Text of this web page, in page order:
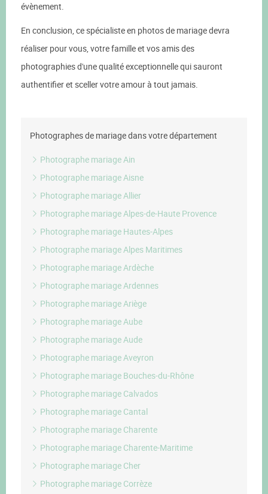
évènement.
En conclusion, ce spécialiste en photos de mariage devra
réaliser pour vous, votre famille et vos amis des
photographies d'une qualité exceptionnelle qui sauront
authentifier et sceller votre amour à tout jamais.
Photographes de mariage dans votre département
Photographe mariage Ain
Photographe mariage Aisne
Photographe mariage Allier
Photographe mariage Alpes-de-Haute Provence
Photographe mariage Hautes-Alpes
Photographe mariage Alpes Maritimes
Photographe mariage Ardèche
Photographe mariage Ardennes
Photographe mariage Ariège
Photographe mariage Aube
Photographe mariage Aude
Photographe mariage Aveyron
Photographe mariage Bouches-du-Rhône
Photographe mariage Calvados
Photographe mariage Cantal
Photographe mariage Charente
Photographe mariage Charente-Maritime
Photographe mariage Cher
Photographe mariage Corrèze